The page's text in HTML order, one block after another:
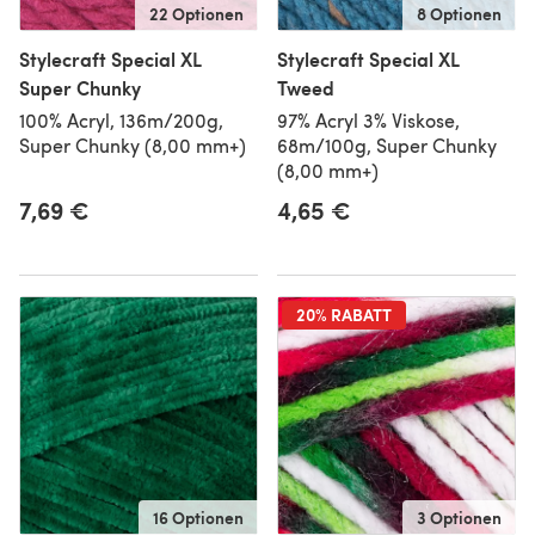
22 Optionen
Stylecraft Special XL
Super Chunky
100% Acryl, 136m/200g,
Super Chunky (8,00 mm+)
7,69 €
8 Optionen
Stylecraft Special XL
Tweed
97% Acryl 3% Viskose,
68m/100g, Super Chunky
(8,00 mm+)
4,65 €
16 Optionen
20% RABATT
3 Optionen